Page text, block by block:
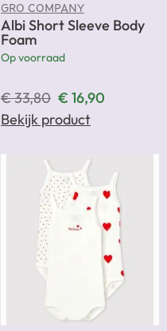
GRO COMPANY
Albi Short Sleeve Body
Foam
Op voorraad
€33,80 € 16,90
Bekijk product